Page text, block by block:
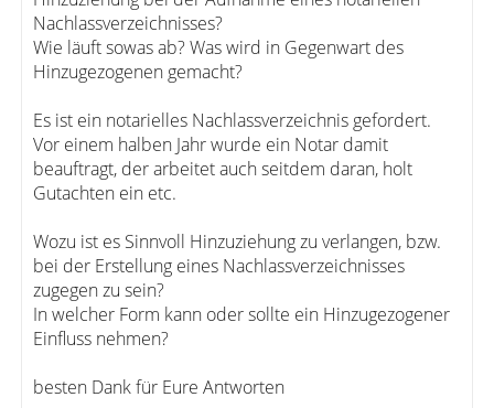
Nachlassverzeichnisses?
Wie läuft sowas ab? Was wird in Gegenwart des
Hinzugezogenen gemacht?
Es ist ein notarielles Nachlassverzeichnis gefordert.
Vor einem halben Jahr wurde ein Notar damit
beauftragt, der arbeitet auch seitdem daran, holt
Gutachten ein etc.
Wozu ist es Sinnvoll Hinzuziehung zu verlangen, bzw.
bei der Erstellung eines Nachlassverzeichnisses
zugegen zu sein?
In welcher Form kann oder sollte ein Hinzugezogener
Einfluss nehmen?
besten Dank für Eure Antworten